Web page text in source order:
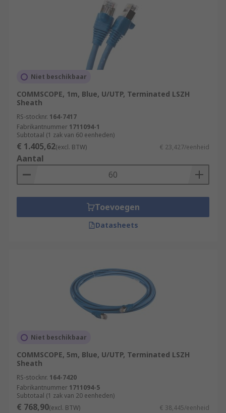
Niet beschikbaar
COMMSCOPE, 1m, Blue, U/UTP, Terminated LSZH
Sheath
RS-stocknr. 164-7417
Fabrikantnummer 1711094-1
Subtotaal (1 zak van 60 eenheden)
€ 1.405,62(excl. BTW) € 23,427/eenheid
Aantal
Toevoegen
Datasheets
Niet beschikbaar
COMMSCOPE, 5m, Blue, U/UTP, Terminated LSZH
Sheath
RS-stocknr. 164-7420
Fabrikantnummer 1711094-5
Subtotaal (1 zak van 20 eenheden)
€ 768,90(excl. BTW) € 38,445/eenheid